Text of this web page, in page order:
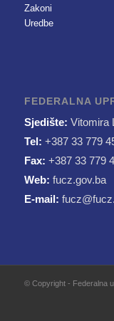
Zakoni
Uredbe
FEDERALNA
Sjedište: Vitomira
Tel: +387 33 779
Fax: +387 33 779
Web: fucz.gov.ba
E-mail:
© Copyright - Federalna